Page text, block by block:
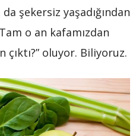
şekersiz yaşadığından
o an kafamızdan
çıktı?” oluyor. Biliyoruz.